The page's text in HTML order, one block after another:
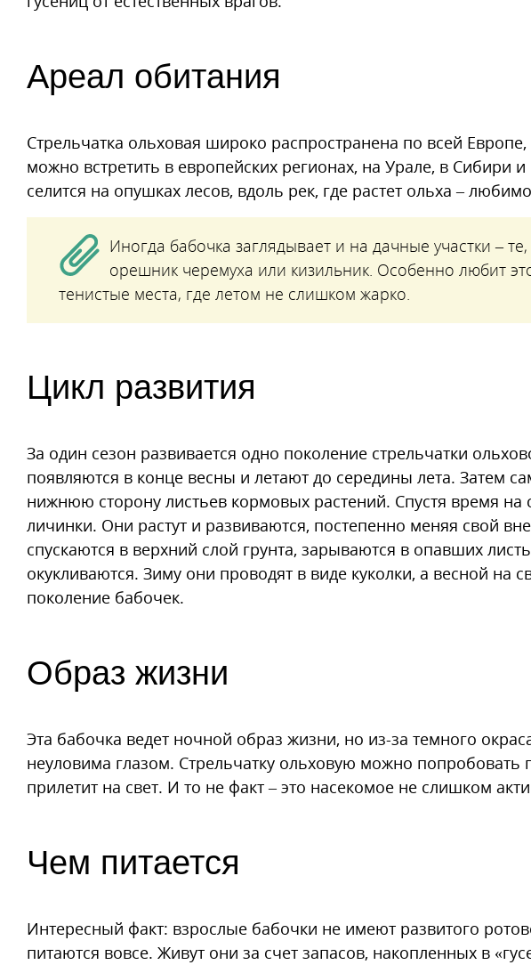
Ареал обитания
Стрельчатка ольховая широко распространена по всей
можно встретить в европейских регионах, на Урале, в Сибири
селится на опушках лесов, вдоль рек, где растет ольха –
Иногда бабочка заглядывает и на дачные участки –
орешник черемуха или кизильник. Особенно любит
тенистые места, где летом не слишком жарко.
Цикл развития
За один сезон развивается одно поколение стрельчатки
появляются в конце весны и летают до середины лета. Затем
нижнюю сторону листьев кормовых растений. Спустя время
личинки. Они растут и развиваются, постепенно меняя свой
спускаются в верхний слой грунта, зарываются в опавших
окукливаются. Зиму они проводят в виде куколки, а весной на
поколение бабочек.
Образ жизни
Эта бабочка ведет ночной образ жизни, но из-за темного
неуловима глазом. Стрельчатку ольховую можно
прилетит на свет. И то не факт – это насекомое не слишком
Чем питается
Интересный факт: взрослые бабочки не имеют развитого
питаются вовсе. Живут они за счет запасов, накопленных в